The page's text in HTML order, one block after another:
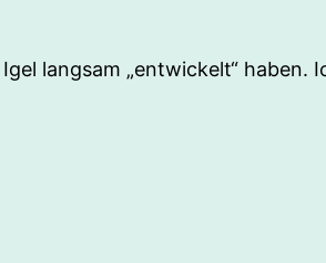
langsam „entwickelt“ haben.